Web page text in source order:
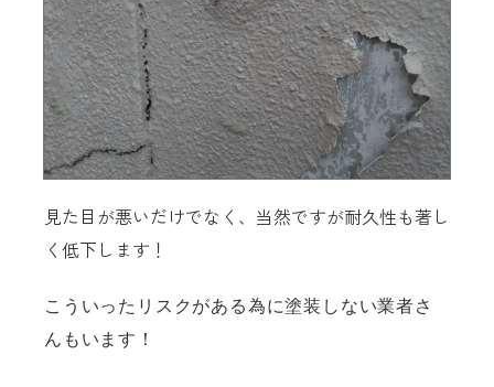
見た目が悪いだけでなく、当然ですが耐久性も著し
く低下します！
こういったリスクがある為に塗装しない業者さ
んもいます！